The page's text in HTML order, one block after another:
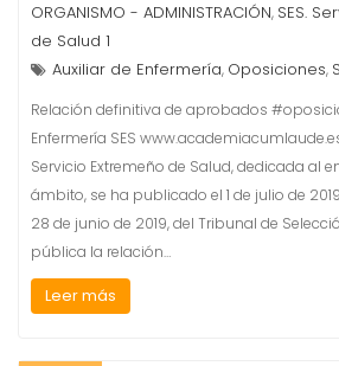
ORGANISMO - ADMINISTRACIÓN, SES.
de Salud 1
Auxiliar de Enfermería, Oposiciones,
Relación definitiva de aprobados
Enfermería SES
Servicio Extremeño de Salud, dedicada al
ámbito, se ha publicado el 1 de julio de
28 de junio de 2019, del Tribunal de
pública la relación…
Leer más